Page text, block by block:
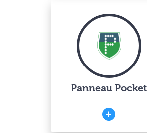
Panneau Pocket